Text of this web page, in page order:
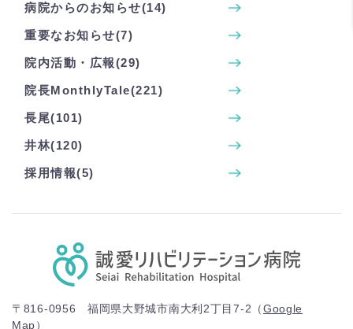
病院からのお知らせ(14)
重要なお知らせ(7)
院内活動・広報(29)
院長MonthlyTale(221)
長尾(101)
井林(120)
採用情報(5)
〒816-0956 福岡県大野城市南大利2丁目7-2（Google
Map）